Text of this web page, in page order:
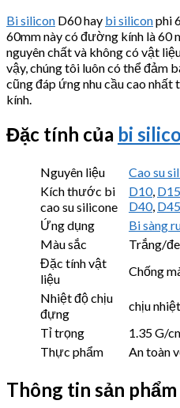
Bi silicon D60 hay bi siliconphi
60mm này có đường kính là 60
nguyên chất và không có vật
vậy, chúng tôi luôn có thể đảm
cũng đáp ứng nhu cầu cao
kính.
Đặc tính của bi
Nguyên liệu
Cao su
Kích thước bi
cao su silicone
D10, D15
D40, D45
Ứng dụng
Bi sàng
Màu sắc
Trắng/
Đặc tính vật
liệu
Chống
Nhiệt độ chịu
đựng
chịu
Tỉ trọng
1.35 G/
Thực phẩm
An toàn
Thông tin sản phẩm